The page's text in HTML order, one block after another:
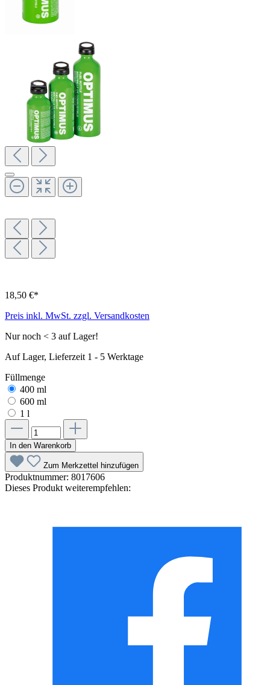
18,50 €*
Preis inkl. MwSt. zzgl. Versandkosten
Nur noch < 3 auf Lager!
Auf Lager, Lieferzeit 1 - 5 Werktage
Füllmenge
400 ml
600 ml
1 l
In den Warenkorb
Zum Merkzettel hinzufügen
Produktnummer: 8017606
Dieses Produkt weiterempfehlen: